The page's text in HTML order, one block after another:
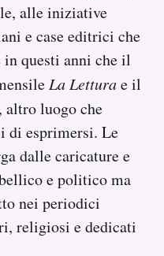
alle iniziative
e case editrici che
questi anni che il
La Letturae il
altro luogo che
di esprimersi. Le
dalle caricature e
e politico ma
nei periodici
religiosi e dedicati